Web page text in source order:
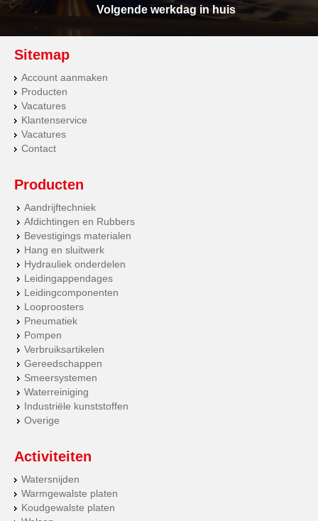
Volgende werkdag in huis
Sitemap
Account aanmaken
Producten
Vacatures
Klantenservice
Vacatures
Contact
Producten
Aandrijftechniek
Afdichtingen en Rubbers
Bevestigings materialen
Hang en sluitwerk
Hydrauliek onderdelen
Leidingappendages
Leidingcomponenten
Looproosters
Pneumatiek
Pompen
Verbruiksartikelen
Gereedschappen
Smeersystemen
Waterreiniging
Industriële kunststoffen
Overige
Activiteiten
Watersnijden
Warmgewalste platen
Koudgewalste platen